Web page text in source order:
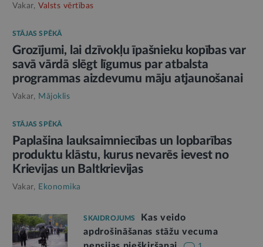
Vakar, Valsts vērtības
STĀJAS SPĒKĀ
Grozījumi, lai dzīvokļu īpašnieku kopības var
savā vārdā slēgt līgumus par atbalsta
programmas aizdevumu māju atjaunošanai
Vakar, Mājoklis
STĀJAS SPĒKĀ
Paplašina lauksaimniecības un lopbarības
produktu klāstu, kurus nevarēs ievest no
Krievijas un Baltkrievijas
Vakar, Ekonomika
SKAIDROJUMS
Kas veido
apdrošināšanas stāžu vecuma